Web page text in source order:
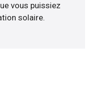
vous puissiez
solaire.